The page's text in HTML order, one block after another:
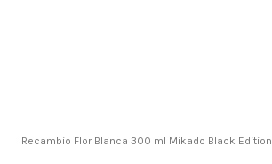
Recambio Flor Blanca 300 ml Mikado Black Edition